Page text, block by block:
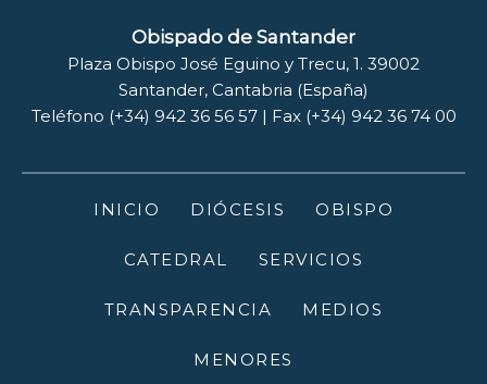
Obispado de Santander
Plaza Obispo José Eguino y Trecu, 1. 39002
Santander, Cantabria (España)
Teléfono (+34) 942 36 56 57 | Fax (+34) 942 36 74 00
INICIO DIÓCESIS OBISPO
CATEDRAL SERVICIOS
TRANSPARENCIA MEDIOS
MENORES